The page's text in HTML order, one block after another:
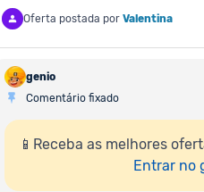
Oferta postada por Valentina
genio
Comentário fixado
📱Receba as melhores
Entrar no